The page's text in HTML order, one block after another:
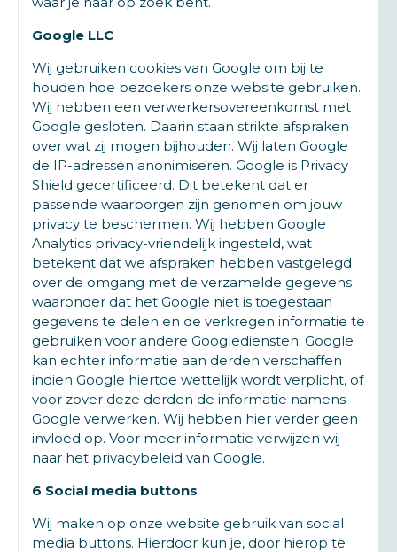
Google LLC
Wij gebruiken cookies van Google om bij te
houden hoe bezoekers onze website gebruiken.
Wij hebben een verwerkersovereenkomst met
Google gesloten. Daarin staan strikte afspraken
over wat zij mogen bijhouden. Wij laten Google
de IP-adressen anonimiseren. Google is Privacy
Shield gecertificeerd. Dit betekent dat er
passende waarborgen zijn genomen om jouw
privacy te beschermen. Wij hebben Google
Analytics privacy-vriendelijk ingesteld, wat
betekent dat we afspraken hebben vastgelegd
over de omgang met de verzamelde gegevens
waaronder dat het Google niet is toegestaan
gegevens te delen en de verkregen informatie te
gebruiken voor andere Googlediensten. Google
kan echter informatie aan derden verschaffen
indien Google hiertoe wettelijk wordt verplicht, of
voor zover deze derden de informatie namens
Google verwerken. Wij hebben hier verder geen
invloed op. Voor meer informatie verwijzen wij
naar het privacybeleid van Google.
6 Social media buttons
Wij maken op onze website gebruik van social
media buttons. Hierdoor kun je, door hierop te